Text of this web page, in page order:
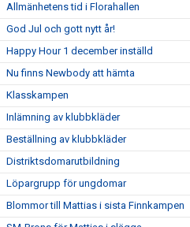
Allmänhetens tid i Florahallen
God Jul och gott nytt år!
Happy Hour 1 december inställd
Nu finns Newbody att hämta
Klasskampen
Inlämning av klubbkläder
Beställning av klubbkläder
Distriktsdomarutbildning
Löpargrupp för ungdomar
Blommor till Mattias i sista Finnkampen